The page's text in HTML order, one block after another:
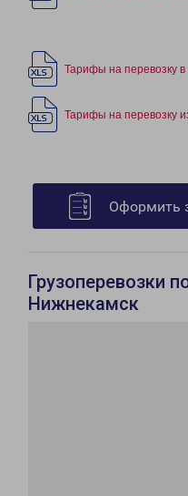
Тарифы на перевозку
Тарифы на перевозку
Оформить
Грузоперевозки
Нижнекамск